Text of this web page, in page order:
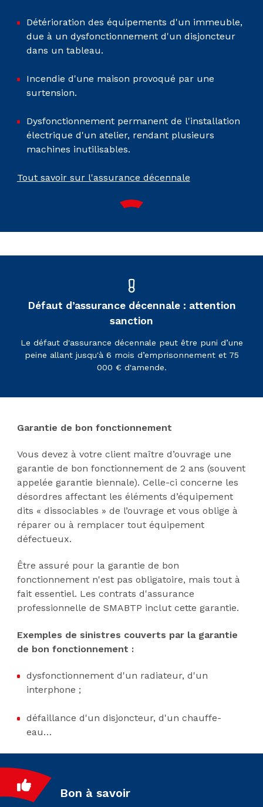
Détérioration des équipements d'un immeuble,
due à un dysfonctionnement d'un disjoncteur
dans un tableau.
Incendie d'une maison provoqué par une
surtension.
Dysfonctionnement permanent de l'installation
électrique d'un atelier, rendant plusieurs
machines inutilisables.
Tout savoir sur l'assurance décennale
Défaut d’assurance décennale : attention
sanction
Le défaut d'assurance décennale peut être puni d’une
peine allant jusqu'à 6 mois d’emprisonnement et 75
000 € d'amende.
Garantie de bon fonctionnement
Vous devez à votre client maître d’ouvrage une
garantie de bon fonctionnement de 2 ans (souvent
appelée garantie biennale). Celle-ci concerne les
désordres affectant les éléments d’équipement
dits « dissociables » de l’ouvrage et vous oblige à
réparer ou à remplacer tout équipement
défectueux.
Être assuré pour la garantie de bon
fonctionnement n'est pas obligatoire, mais tout à
fait essentiel. Les contrats d'assurance
professionnelle de SMABTP inclut cette garantie.
Exemples de sinistres couverts par la garantie
de bon fonctionnement :
dysfonctionnement d'un radiateur, d'un
interphone ;
défaillance d'un disjoncteur, d'un chauffe-
eau…
Bon à savoir